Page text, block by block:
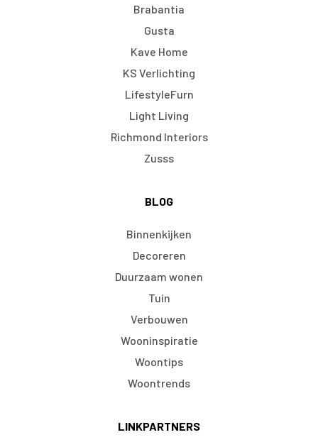
Brabantia
Gusta
Kave Home
KS Verlichting
LifestyleFurn
Light Living
Richmond Interiors
Zusss
BLOG
Binnenkijken
Decoreren
Duurzaam wonen
Tuin
Verbouwen
Wooninspiratie
Woontips
Woontrends
LINKPARTNERS